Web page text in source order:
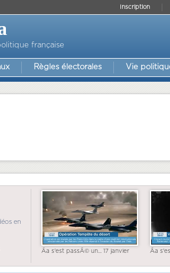
Inscription
française
Règles électorales Vie
en
Ãa s'est passÃ© un... 17 janvier Ãa